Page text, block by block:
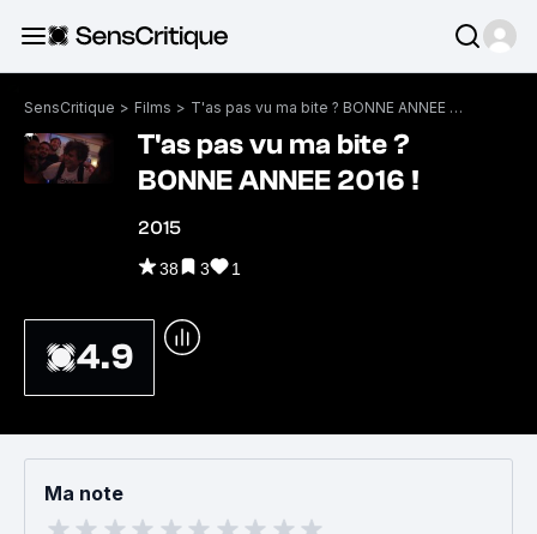
SensCritique > Films > T'as pas vu ma bite ? BONNE ANNEE 2016 !
T'as pas vu ma bite ?
BONNE ANNEE 2016 !
2015
38 3 1
4.9
Ma note